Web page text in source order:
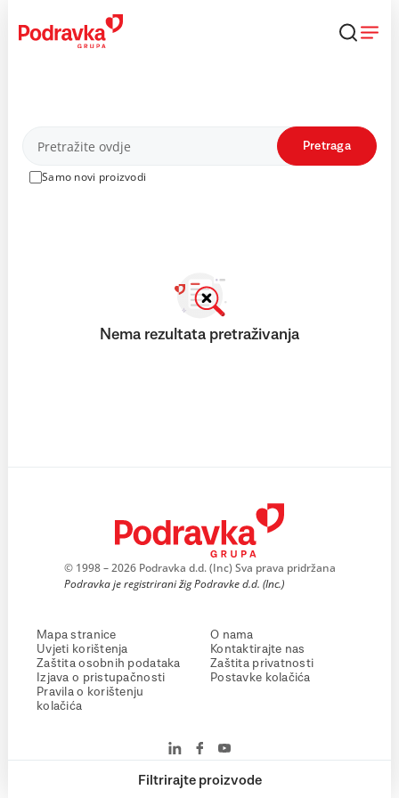
content
Proizvodi
Samo novi proizvodi
Pretraga
Filtrirajte proizvode
Nema rezultata pretraživanja
© 1998 – 2026 Podravka d.d. (Inc) Sva prava pridržana
Podravka je registrirani žig Podravke d.d. (Inc.)
Mapa stranice
Uvjeti korištenja
Zaštita osobnih podataka
Izjava o pristupačnosti
Pravila o korištenju
kolačića
O nama
Kontaktirajte nas
Zaštita privatnosti
Postavke kolačića